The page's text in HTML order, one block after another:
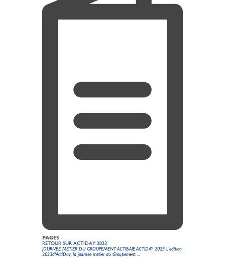
PAGES
RETOUR SUR ACTIDAY 2023
JOURNEE METIER DU GROUPEMENT ACTIBAIE ACTIDAY 2023 L'edition
2023d'ActiDay, la journee metier du Groupement ...